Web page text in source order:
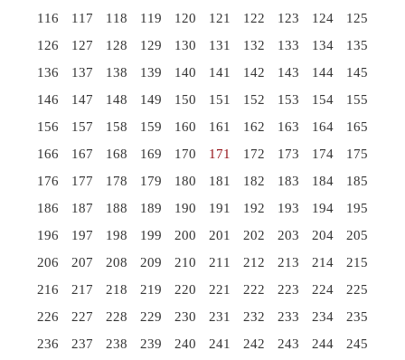
116
117 118 119 120 121 122 123 124
125
126
127 128 129 130 131 132 133 134
135
136
137 138 139 140 141 142 143 144
145
146
147 148 149 150 151 152 153 154
155
156
157 158 159 160 161 162 163 164
165
166
167 168 169 170 171 172 173 174
175
176
177 178 179 180 181 182 183 184
185
186
187 188 189 190 191 192 193 194
195
196
197 198 199 200 201 202 203 204
205
206
207 208 209 210 211 212 213 214
215
216
217 218 219 220 221 222 223 224
225
226
227 228 229 230 231 232 233 234
235
236
237 238 239 240 241 242 243 244
245